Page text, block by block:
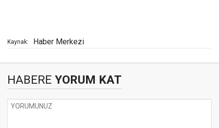
Kaynak: Haber Merkezi
HABERE YORUM KAT